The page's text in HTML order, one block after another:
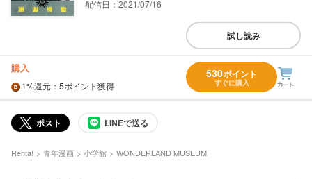
配信日：2021/07/16
試し読み
購入
1%還元 ：5ポイント獲得
530ポイント
すぐに購入
ポスト LINEで送る
Renta! 青年漫画 小学館 WONDERLAND MUSEUM